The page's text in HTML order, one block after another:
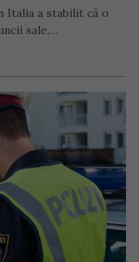
Italia a stabilit că o
sale,…